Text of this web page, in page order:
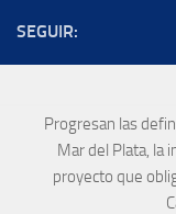
SEGUIR:
Progresan las
Mar del Plata, la
proyecto que